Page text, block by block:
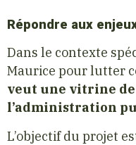
Répondre aux
Dans le contexte
Maurice pour lutter
veut une vitrine
l’administration
L’objectif du projet